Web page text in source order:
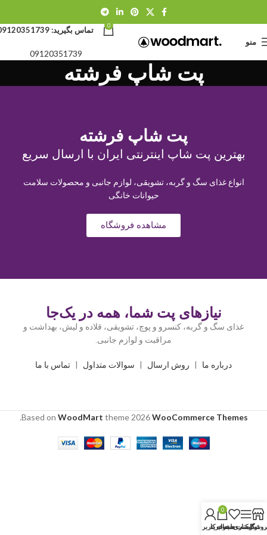
منو
0 تماس بگیرید:
09120351739
پت شاپ فرشته
پت شاپ فرشته
بهترین پت شاپ اینترنتی ایران با ارسال سریع
انواع غذای سگ و گربه، تشویقی، لوازم جانبی و محصولات سلامت
حیوانات خانگی
مشاهده فروشگاه
نیازهای پت شما، همه در یک‌جا
غذای سگ و گربه، کنسرو و پوچ، تشویقی، قلاده و لیش، بهداشت و
مراقبت و لوازم جانبی.
درباره ما روش ارسال سوالات متداول تماس با ما
Based on WoodMart theme2026WooCommerce Themes
.
نوار کناری
لیست دلخواه
0
سبد خرید
حساب کاربری من